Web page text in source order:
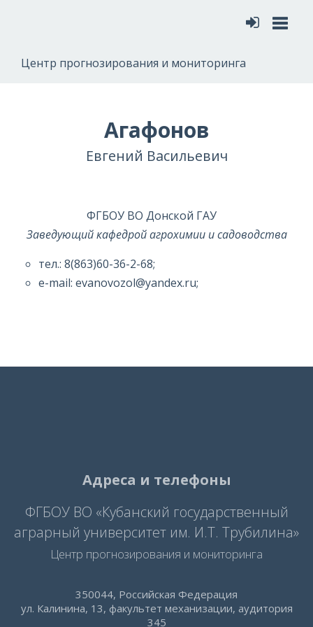
Центр прогнозирования и мониторинга
Агафонов
Евгений Васильевич
ФГБОУ ВО Донской ГАУ
Заведующий кафедрой агрохимии и садоводства
тел.: 8(863)60-36-2-68;
e-mail: evanovozol@yandex.ru;
Адреса и телефоны
ФГБОУ ВО «Кубанский государственный
аграрный университет им. И.Т. Трубилина»
Центр прогнозирования и мониторинга
350044, Российская Федерация
ул. Калинина, 13, факультет механизации, аудитория
345